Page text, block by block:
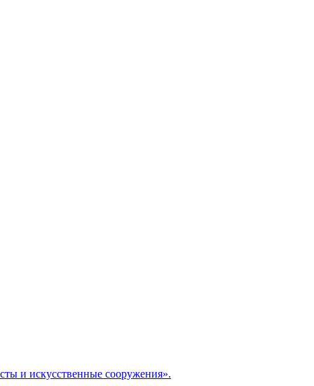
и искусственные сооружения».